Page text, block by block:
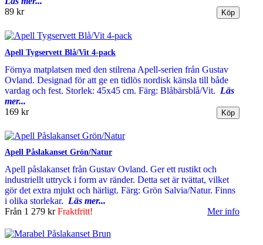
89 kr
Apell Tygservett Blå/Vit 4-pack
Förnya matplatsen med den stilrena Apell-serien från Gustav
Ovland. Designad för att ge en tidlös nordisk känsla till både
vardag och fest. Storlek: 45x45 cm. Färg: Blåbärsblå/Vit. Läs
mer...
169 kr
Apell Påslakanset Grön/Natur
Apell påslakanset från Gustav Ovland. Ger ett rustikt och
industriellt uttryck i form av ränder. Detta set är tvättat, vilket
gör det extra mjukt och härligt. Färg: Grön Salvia/Natur. Finns
i olika storlekar. Läs mer...
Från 1 279 krFraktfritt! Mer info